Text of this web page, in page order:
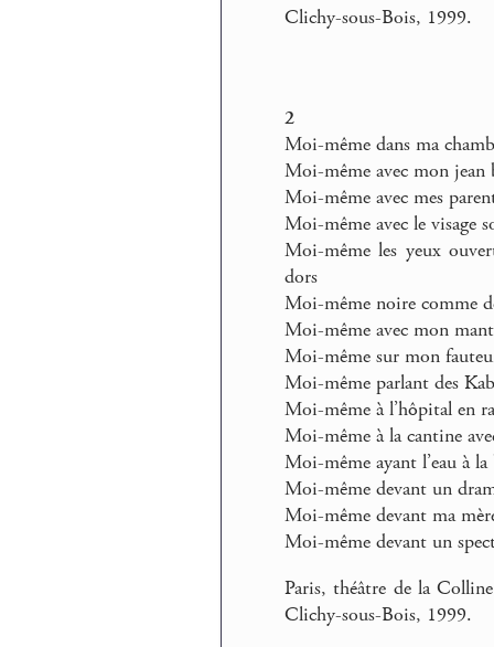
Clichy-sous-Bois, 1999.
2
Moi-même dans ma
Moi-même avec mon jean
Moi-même avec mes
Moi-même avec le visage
Moi-même les yeux
dors
Moi-même noire comme
Moi-même avec mon
Moi-même sur mon
Moi-même parlant des
Moi-même à l’hôpital en
Moi-même à la cantine
Moi-même ayant l’eau à la
Moi-même devant un
Moi-même devant ma
Moi-même devant un
Paris, théâtre de la
Clichy-sous-Bois, 1999.